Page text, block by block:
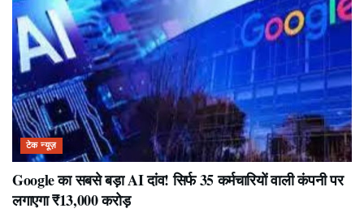
टेक न्यूज़
Google का सबसे बड़ा AI दांव! सिर्फ 35 कर्मचारियों वाली कंपनी पर
लगाएगा ₹13,000 करोड़